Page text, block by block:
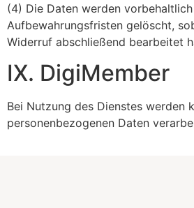
(4) Die Daten werden
Aufbewahrungsfristen gelöscht,
Widerruf abschließend bearbeitet
IX. DigiMember
Bei Nutzung des Dienstes werden
personenbezogenen Daten